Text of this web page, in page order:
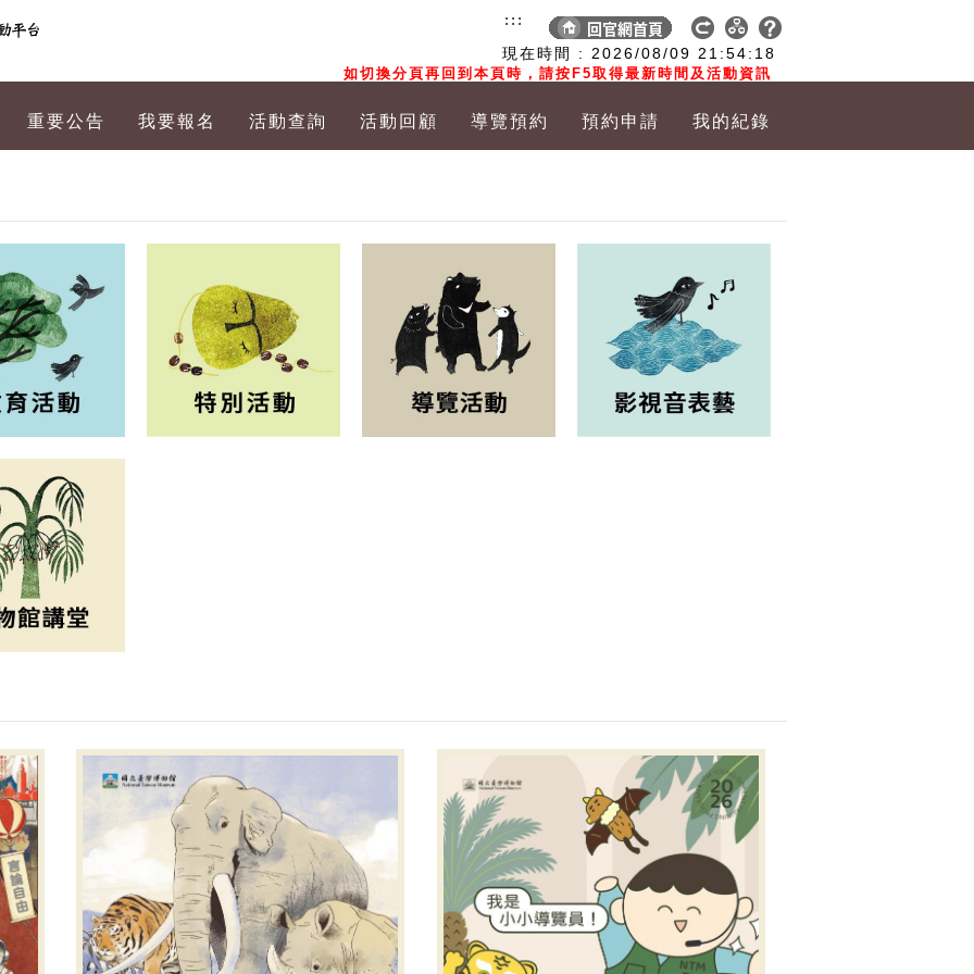
現在時間 : 2026/08/09 21:54:19
如切換分頁再回到本頁時，請按F5取得最新時間及活動資訊
:::
重要公告 我要報名 活動查詢 活動回顧 導覽預約 預約申請 我的紀錄